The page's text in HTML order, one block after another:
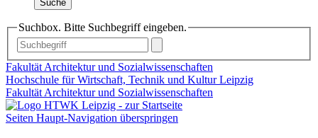
Suche
Suchbox. Bitte Suchbegriff eingeben.
Fakultät Architektur und Sozialwissenschaften
Hochschule für Wirtschaft, Technik und Kultur Leipzig
Fakultät Architektur und Sozialwissenschaften
Seiten Haupt-Navigation überspringen